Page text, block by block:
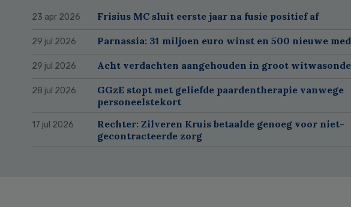
23 apr 2026 Frisius MC sluit eerste jaar na fusie positief af
29 jul 2026 Parnassia: 31 miljoen euro winst en 500 nieuwe
29 jul 2026 Acht verdachten aangehouden in groot
28 jul 2026
GGzE stopt met geliefde paardentherapie vanwege
personeelstekort
17 jul 2026
Rechter: Zilveren Kruis betaalde genoeg voor niet-
gecontracteerde zorg